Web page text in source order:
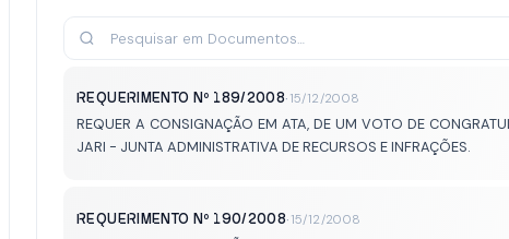
REQUERIMENTO Nº 189/2008· 15/12/2008
REQUER A CONSIGNAÇÃO EM ATA, DE UM VOTO DE
JARI - JUNTA ADMINISTRATIVA DE RECURSOS E INFRAÇÕES.
REQUERIMENTO Nº 190/2008· 15/12/2008